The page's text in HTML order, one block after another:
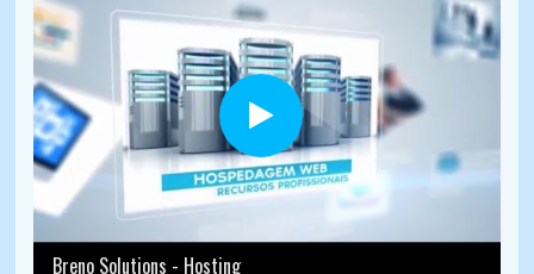
Breno Solutions - Hosting